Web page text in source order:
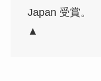
Japan 受賞。
▲